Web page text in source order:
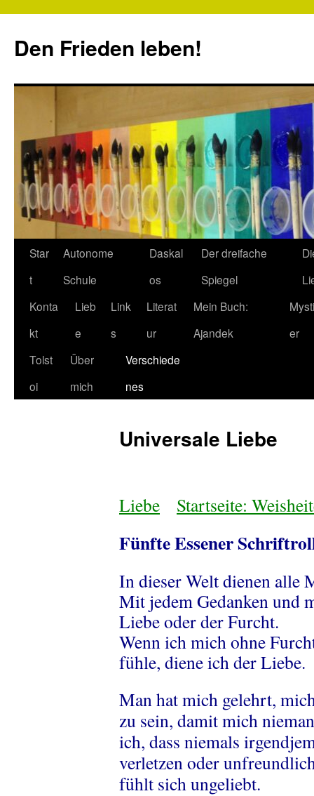
springen
Den Frieden leben!
Star
t
Autonome
Schule
Daskal
os
Der dreifache
Spiegel
Konta
kt
Lieb
e
Link
s
Literat
ur
Mein Buch:
Ajandek
er
Tolst
oi
Über
mich
Verschiede
nes
Universale Liebe
Liebe Startseite:
Fünfte Essener
In dieser Welt dienen alle
Mit jedem Gedanken und
Liebe oder der Furcht.
Wenn ich mich ohne
fühle, diene ich der Liebe.
Man hat mich gelehrt,
zu sein, damit mich
ich, dass niemals
verletzen oder
fühlt sich ungeliebt.